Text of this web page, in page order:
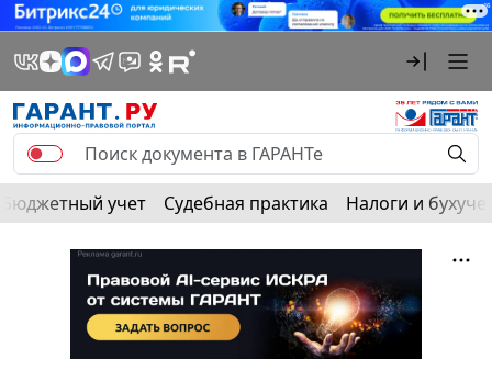
Бюджетный учет Судебная практика Налоги и